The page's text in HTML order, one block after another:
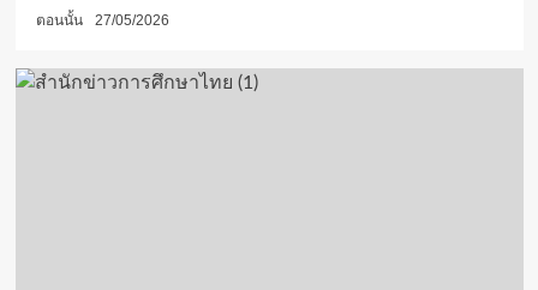
ตอนนั้น 27/05/2026